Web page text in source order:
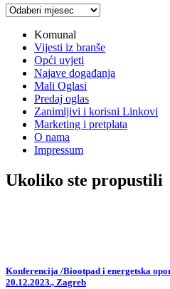
Arhiva
Komunal
Vijesti iz branše
Opći uvjeti
Najave događanja
Mali Oglasi
Predaj oglas
Zanimljivi i korisni Linkovi
Marketing i pretplata
O nama
Impressum
Ukoliko ste propustili
Konferencija /Biootpad i energetska
20.12.2023., Zagreb